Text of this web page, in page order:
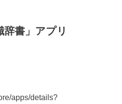
辞書」アプリ
apps/details?